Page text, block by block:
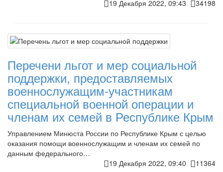
19 Декабря 2022, 09:43
34198
Перечени льгот и мер социальной
поддержки, предоставляемых
военнослужащим-участникам
специальной военной операции и
членам их семей в Республике Крым
Управлением Минюста России по Республике Крым с целью
оказания помощи военнослужащим и членам их семей по
данным федерального…
19 Декабря 2022, 09:40
11364